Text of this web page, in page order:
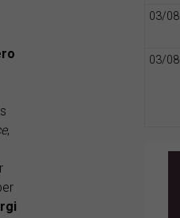
,
03/08
03/08